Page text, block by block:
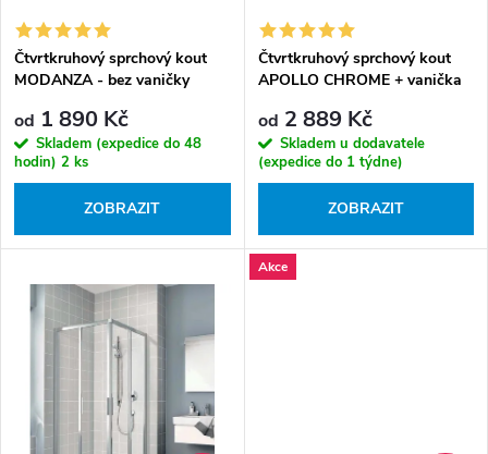
u
k
t
ů
d
u
t
ů
Čtvrtkruhový sprchový kout
MODANZA - bez vaničky
od 1 890 Kč
Skladem (expedice do 48
hodin) 2 ks
ZOBRAZIT
Čtvrtkruhový sprchový kout
APOLLO CHROME + vanička
od 2 889 Kč
Skladem u dodavatele
(expedice do 1 týdne)
ZOBRAZIT
Akce